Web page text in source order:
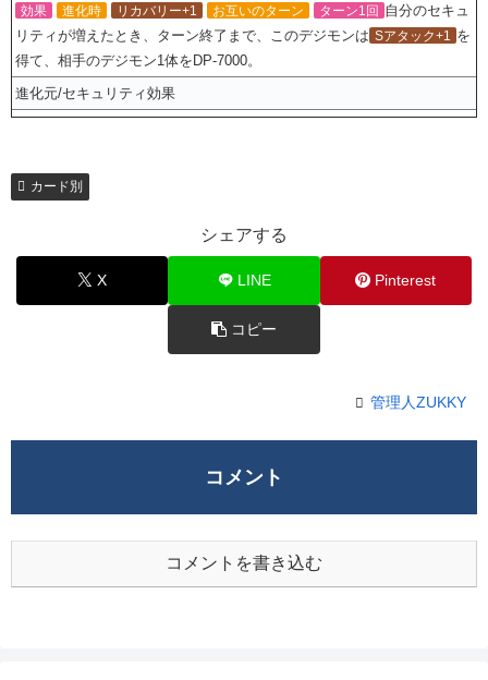
効果 進化時 リカバリー+1 お互いのターン ターン1回 自分のセキュ
リティが増えたとき、ターン終了まで、このデジモンは Sアタック+1 を
得て、相手のデジモン1体をDP-7000。
進化元/セキュリティ効果
カード別
シェアする
X LINE Pinterest
コピー
管理人ZUKKY
コメント
コメントを書き込む